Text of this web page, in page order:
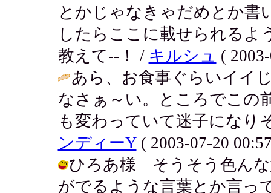
とかじゃなきゃだめとか書
したらここに載せられるよ
教えて--！ / キルシュ (
あら、お食事ぐらいイイ
なさぁ～い。ところでこの
も変わっていて迷子にな
ンディーY( 2003-07-20
ひろあ様 そうそう色んな
がでるような言葉とか言っ